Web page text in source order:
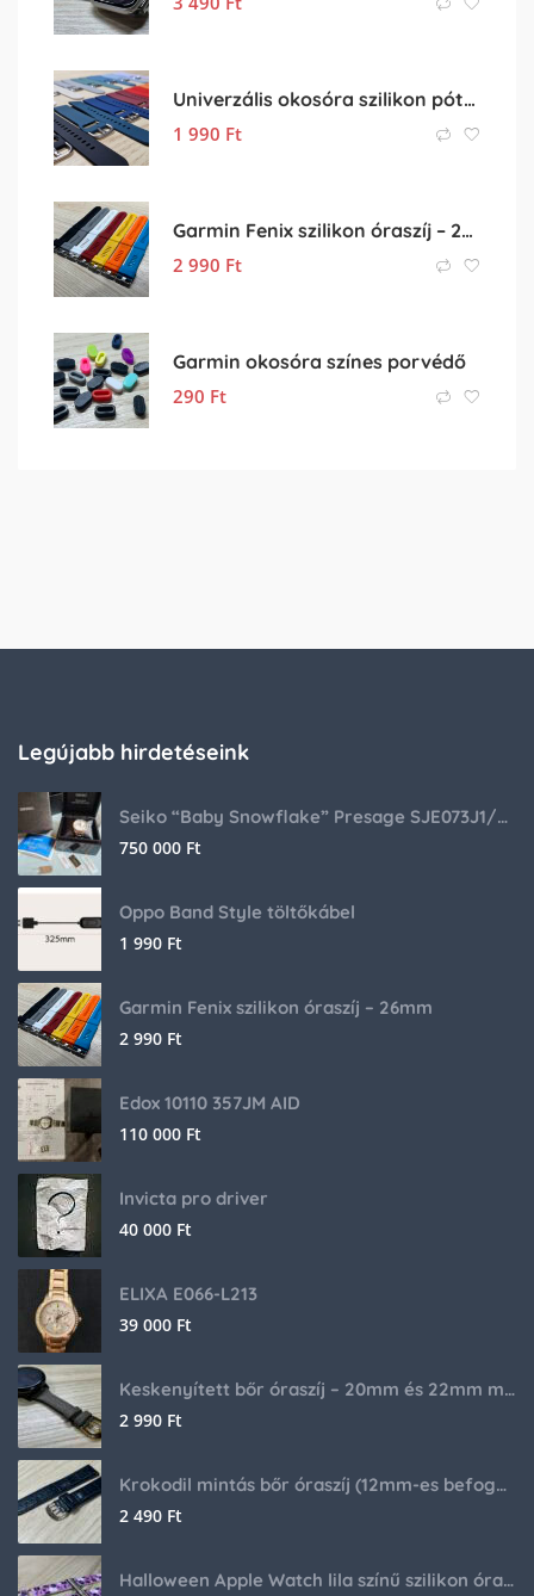
Univerzális okosóra szilikon pótszíj eladó – 18mm
1 990 Ft
Garmin Fenix szilikon óraszíj – 26mm
2 990 Ft
Garmin okosóra színes porvédő
290 Ft
Legújabb hirdetéseink
Seiko “Baby Snowflake” Presage SJE073J1/SARA015 Limited Edition
750 000 Ft
Oppo Band Style töltőkábel
1 990 Ft
Garmin Fenix szilikon óraszíj – 26mm
2 990 Ft
Edox 10110 357JM AID
110 000 Ft
Invicta pro driver
40 000 Ft
ELIXA E066-L213
39 000 Ft
Keskenyített bőr óraszíj – 20mm és 22mm méretben
2 990 Ft
Krokodil mintás bőr óraszíj (12mm-es befogóval rendelkező órához)
2 490 Ft
Halloween Apple Watch lila színű szilikon óraszíj